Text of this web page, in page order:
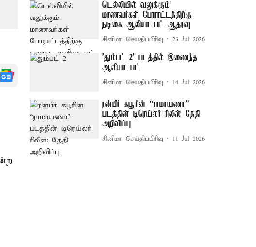
டெல்லியில் வலுக்கும்
மாணவர்கள் போராட்டத்திற்கு
நடிகை ஆலியா பட் ஆதரவு
சினிமா செய்திப்பிரிவு 23 Jul 2026
'தும்பட் 2' படத்தில் இணைந்த
ஆலியா பட்
சினிமா செய்திப்பிரிவு 14 Jul 2026
ரன்பீர் கபூரின் “ராமாயணா”
படத்தின் டிரெய்லர் ரிலீஸ் தேதி
அறிவிப்பு
சினிமா செய்திப்பிரிவு 11 Jul 2026